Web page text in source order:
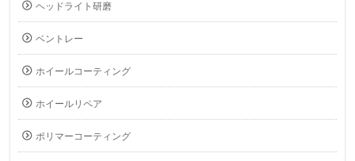
ヘッドライト研磨
ベントレー
ホイールコーティング
ホイールリペア
ポリマーコーティング